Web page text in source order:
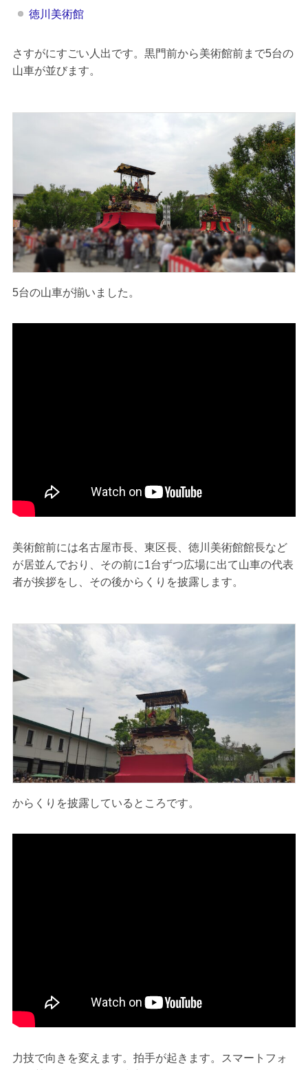
徳川美術館
さすがにすごい人出です。黒門前から美術館前まで5台の
山車が並びます。
5台の山車が揃いました。
美術館前には名古屋市長、東区長、徳川美術館館長など
が居並んでおり、その前に1台ずつ広場に出て山車の代表
者が挨拶をし、その後からくりを披露します。
からくりを披露しているところです。
力技で向きを変えます。拍手が起きます。スマートフォ